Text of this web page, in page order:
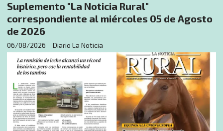
Suplemento "La Noticia Rural"
correspondiente al miércoles 05 de Agosto
de 2026
Diario La Noticia
06/08/2026